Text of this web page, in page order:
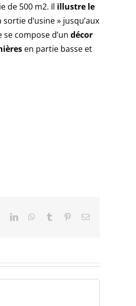
de 500 m2. Il illustre le
d’usine » jusqu’aux
compose d’un décor
en partie basse et
RedditLinkedInWhatsApp
Tumblr PinterestEmail